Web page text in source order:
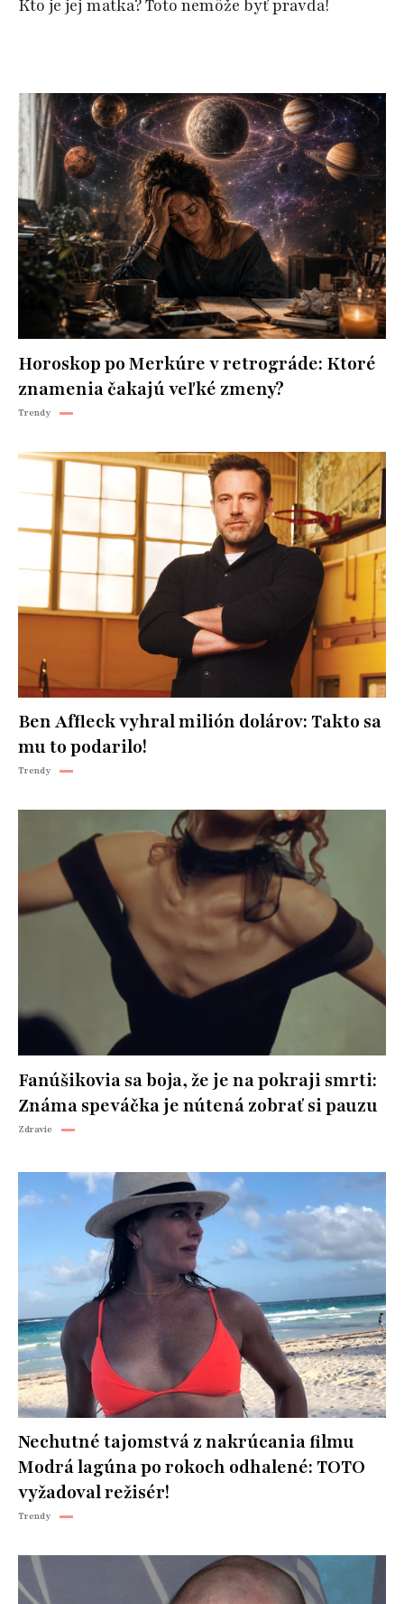
Kto je jej matka? Toto nemôže byť pravda!
Horoskop po Merkúre v retrográde: Ktoré
znamenia čakajú veľké zmeny?
Trendy
Ben Affleck vyhral milión dolárov: Takto sa
mu to podarilo!
Trendy
Fanúšikovia sa boja, že je na pokraji smrti:
Známa speváčka je nútená zobrať si pauzu
Zdravie
Nechutné tajomstvá z nakrúcania filmu
Modrá lagúna po rokoch odhalené: TOTO
vyžadoval režisér!
Trendy